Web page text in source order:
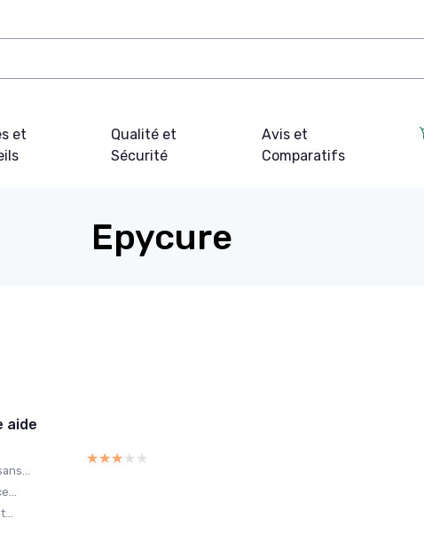
et
Qualité et
Sécurité
Avis et
Comparatifs
Epycure
aide
★★★★★
★★★★★